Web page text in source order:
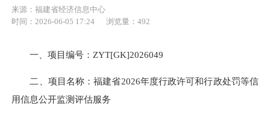
来源：福建省经济信息中心
时间：2026-06-05 17:24
浏览量：492
一、项目编号：ZYT[GK]2026049
二、项目名称：福建省2026年度行政许可和行政处罚等信
用信息公开监测评估服务